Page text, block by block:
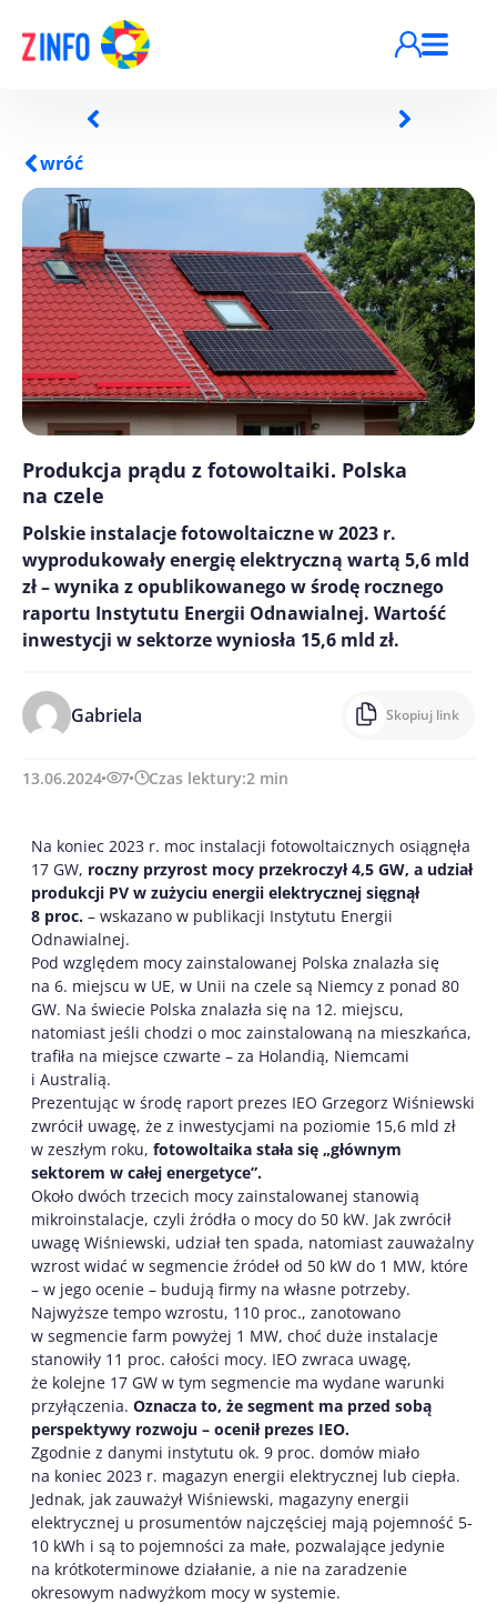
wróć
Produkcja prądu z fotowoltaiki. Polska
na czele
Polskie instalacje fotowoltaiczne w 2023 r.
wyprodukowały energię elektryczną wartą 5,6 mld
zł – wynika z opublikowanego w środę rocznego
raportu Instytutu Energii Odnawialnej. Wartość
inwestycji w sektorze wyniosła 15,6 mld zł.
Gabriela Skopiuj link
13.06.2024 7 Czas lektury:2 min
Na koniec 2023 r. moc instalacji fotowoltaicznych osiągnęła
17 GW, roczny przyrost mocy przekroczył 4,5 GW, a udział
produkcji PV w zużyciu energii elektrycznej sięgnął
8 proc. – wskazano w publikacji Instytutu Energii
Odnawialnej.
Pod względem mocy zainstalowanej Polska znalazła się
na 6. miejscu w UE, w Unii na czele są Niemcy z ponad 80
GW. Na świecie Polska znalazła się na 12. miejscu,
natomiast jeśli chodzi o moc zainstalowaną na mieszkańca,
trafiła na miejsce czwarte – za Holandią, Niemcami
i Australią.
Prezentując w środę raport prezes IEO Grzegorz Wiśniewski
zwrócił uwagę, że z inwestycjami na poziomie 15,6 mld zł
w zeszłym roku, fotowoltaika stała się „głównym
sektorem w całej energetyce”.
Około dwóch trzecich mocy zainstalowanej stanowią
mikroinstalacje, czyli źródła o mocy do 50 kW. Jak zwrócił
uwagę Wiśniewski, udział ten spada, natomiast zauważalny
wzrost widać w segmencie źródeł od 50 kW do 1 MW, które
– w jego ocenie – budują firmy na własne potrzeby.
Najwyższe tempo wzrostu, 110 proc., zanotowano
w segmencie farm powyżej 1 MW, choć duże instalacje
stanowiły 11 proc. całości mocy. IEO zwraca uwagę,
że kolejne 17 GW w tym segmencie ma wydane warunki
przyłączenia. Oznacza to, że segment ma przed sobą
perspektywy rozwoju – ocenił prezes IEO.
Zgodnie z danymi instytutu ok. 9 proc. domów miało
na koniec 2023 r. magazyn energii elektrycznej lub ciepła.
Jednak, jak zauważył Wiśniewski, magazyny energii
elektrycznej u prosumentów najczęściej mają pojemność 5-
10 kWh i są to pojemności za małe, pozwalające jedynie
na krótkoterminowe działanie, a nie na zaradzenie
okresowym nadwyżkom mocy w systemie.